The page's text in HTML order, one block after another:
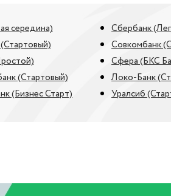
середина)
(Стартовый)
(Бизнес Старт)
Сбербанк
Совкомбанк
Сфера (БКС
Локо-Банк
Уралсиб